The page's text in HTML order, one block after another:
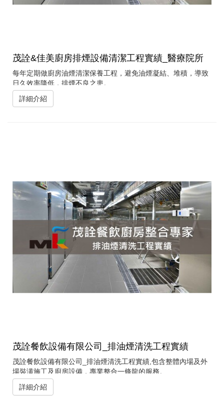
茂詮&佳美廚房排煙設備清潔工程實績_醫療院所
每年定期做廚房油煙清潔保養工程，避免油煙凝結、堆積，導致
日久效率降低，排煙不良之患。
詳細介紹
茂詮餐飲設備有限公司_排油煙清洗工程實績
茂詮餐飲設備有限公司_排油煙清洗工程實績,包含整體內場及外
場裝潢施工及廚房設備，專業整合一條龍的服務。
詳細介紹